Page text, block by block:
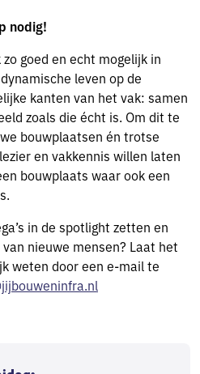
nodig!
goed en echt mogelijk in
leven op de
kanten van het vak: samen
zoals die écht is. Om dit te
bouwplaatsen én trotse
en vakkennis willen laten
bouwplaats waar ook een
in de spotlight zetten en
nieuwe mensen? Laat het
weten door een e-mail te